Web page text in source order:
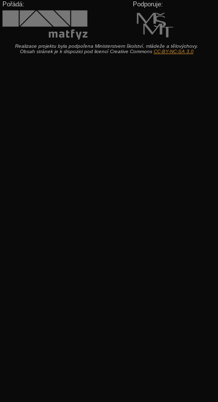
Pořádá: Podporuje:
Realizace projektu byla podpořena Ministerstvem školství, mládeže a tělovýchovy.
Obsah stránek je k dispozici pod licencí Creative Commons CC-BY-NC-SA 3.0